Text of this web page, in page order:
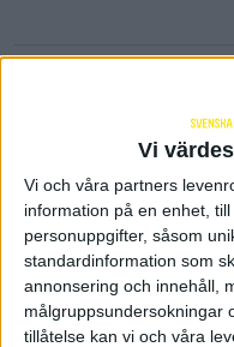
Vi
Vi och våra partners
information på en enhet,
personuppgifter, såsom
standardinformation som
annonsering och innehåll,
målgruppsundersokningar
tillåtelse kan vi och våra